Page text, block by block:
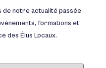
de notre actualité passée
formations et
des Élus Locaux.